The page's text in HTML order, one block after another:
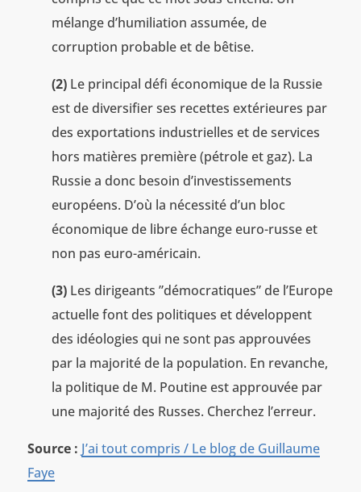
mélange d’humiliation assumée, de
corruption probable et de bêtise.
(2)Le principal défi économique de la Russie
est de diversifier ses recettes extérieures par
des exportations industrielles et de services
hors matières première (pétrole et gaz). La
Russie a donc besoin d’investissements
européens. D’où la nécessité d’un bloc
économique de libre échange euro-russe et
non pas euro-américain.
(3)Les dirigeants ”démocratiques” de l’Europe
actuelle font des politiques et développent
des idéologies qui ne sont pas approuvées
par la majorité de la population. En revanche,
la politique de M. Poutine est approuvée par
une majorité des Russes. Cherchez l’erreur.
Source : J’ai tout compris / Le blog de Guillaume
Faye